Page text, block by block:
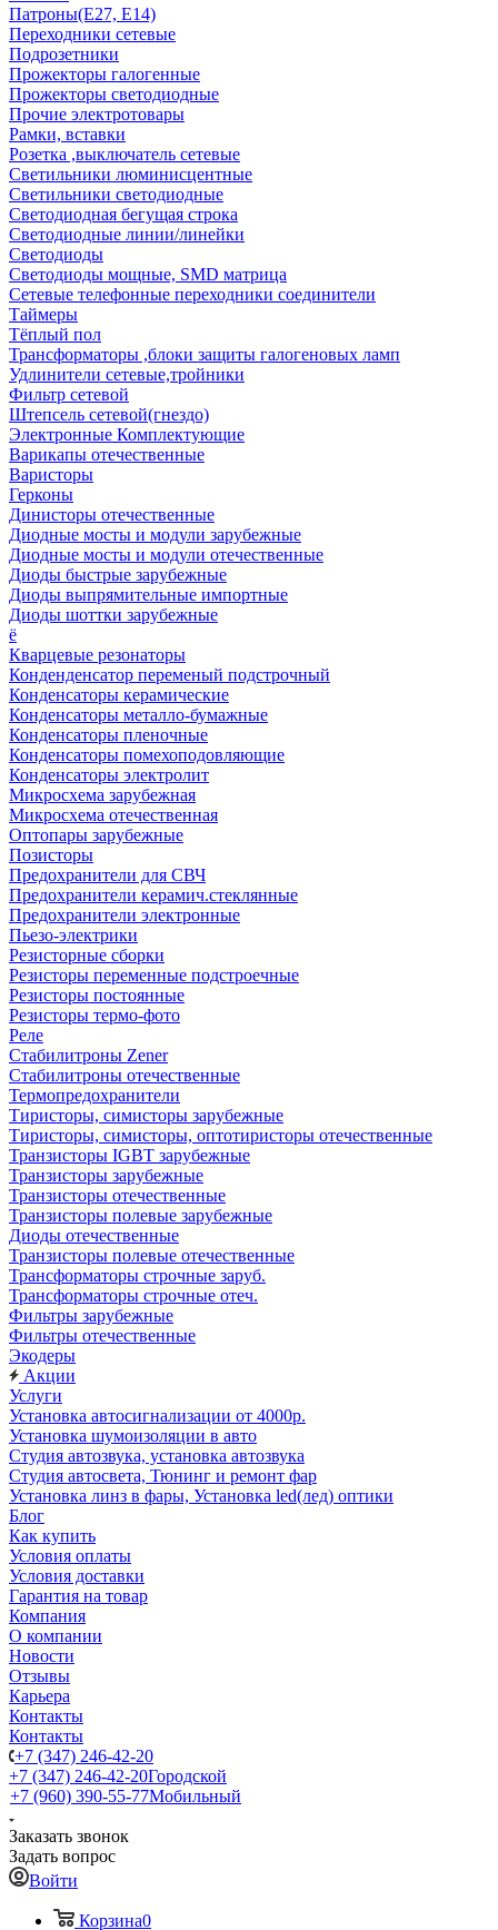
Патроны(Е27, Е14)
Переходники сетевые
Подрозетники
Прожекторы галогенные
Прожекторы светодиодные
Прочие электротовары
Рамки, вставки
Розетка ,выключатель сетевые
Светильники люминисцентные
Светильники светодиодные
Светодиодная бегущая строка
Светодиодные линии/линейки
Светодиоды
Светодиоды мощные, SMD матрица
Сетевые телефонные переходники соединители
Таймеры
Тёплый пол
Трансформаторы ,блоки защиты галогеновых ламп
Удлинители сетевые,тройники
Фильтр сетевой
Штепсель сетевой(гнездо)
Электронные Комплектующие
Варикапы отечественные
Варисторы
Герконы
Динисторы отечественные
Диодные мосты и модули зарубежные
Диодные мосты и модули отечественные
Диоды быстрые зарубежные
Диоды выпрямительные импортные
Диоды шоттки зарубежные
ё
Кварцевые резонаторы
Конденденсатор переменый подстрочный
Конденсаторы керамические
Конденсаторы металло-бумажные
Конденсаторы пленочные
Конденсаторы помехоподовляющие
Конденсаторы электролит
Микросхема зарубежная
Микросхема отечественная
Оптопары зарубежные
Позисторы
Предохранители для СВЧ
Предохранители керамич.стеклянные
Предохранители электронные
Пьезо-электрики
Резисторные сборки
Резисторы переменные подстроечные
Резисторы постоянные
Резисторы термо-фото
Реле
Стабилитроны Zener
Стабилитроны отечественные
Термопредохранители
Тиристоры, симисторы зарубежные
Тиристоры, симисторы, оптотиристоры отечественные
Транзисторы IGBT зарубежные
Транзисторы зарубежные
Транзисторы отечественные
Транзисторы полевые зарубежные
Диоды отечественные
Транзисторы полевые отечественные
Трансформаторы строчные заруб.
Трансформаторы строчные отеч.
Фильтры зарубежные
Фильтры отечественные
Экодеры
Акции
Услуги
Установка автосигнализации от 4000р.
Установка шумоизоляции в авто
Студия автозвука, установка автозвука
Студия автосвета, Тюнинг и ремонт фар
Установка линз в фары, Установка led(лед) оптики
Блог
Как купить
Условия оплаты
Условия доставки
Гарантия на товар
Компания
О компании
Новости
Отзывы
Карьера
Контакты
Контакты
+7 (347) 246-42-20
+7 (347) 246-42-20Городской
+7 (960) 390-55-77Мобильный
Заказать звонок
Задать вопрос
Войти
Корзина0